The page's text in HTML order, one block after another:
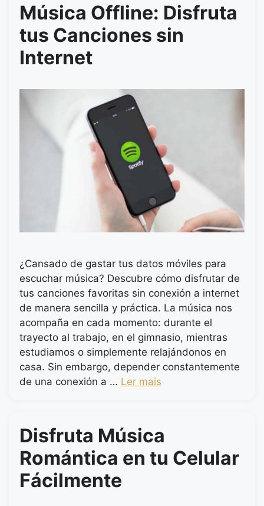
Música Offline: Disfruta
tus Canciones sin
Internet
¿Cansado de gastar tus datos móviles para
escuchar música? Descubre cómo disfrutar de
tus canciones favoritas sin conexión a internet
de manera sencilla y práctica. La música nos
acompaña en cada momento: durante el
trayecto al trabajo, en el gimnasio, mientras
estudiamos o simplemente relajándonos en
casa. Sin embargo, depender constantemente
de una conexión a … Ler mais
Disfruta Música
Romántica en tu Celular
Fácilmente